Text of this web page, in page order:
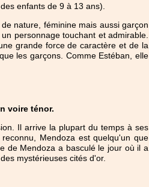
enfants de 9 à 13 ans).
nature, féminine mais aussi garçon
personnage touchant et admirable.
grande force de caractère et de la
les garçons. Comme Estéban, elle
voire ténor.
Il arrive la plupart du temps à ses
Mendoza est quelqu'un que
de Mendoza a basculé le jour où il a
mystérieuses cités d'or.